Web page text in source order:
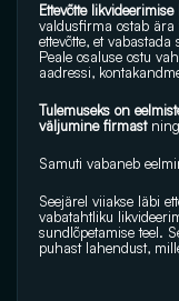
Ettevõtte
valdusfirma ostab ära
ettevõtte, et
Peale osaluse ostu
aadressi,
Tulemuseks on
väljumine firmast
Samuti vabaneb
Seejärel viiakse läbi
vabatahtliku
sundlõpetamise teel.
puhast lahendust,